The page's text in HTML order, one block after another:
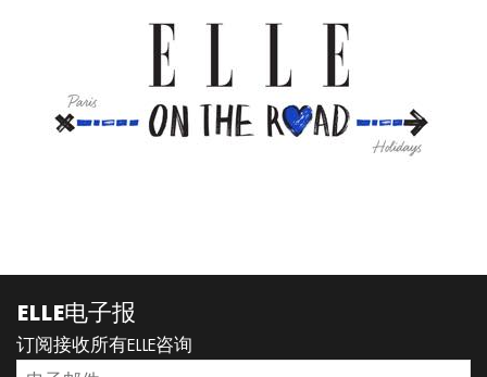
ELLE电子报
订阅接收所有ELLE咨询